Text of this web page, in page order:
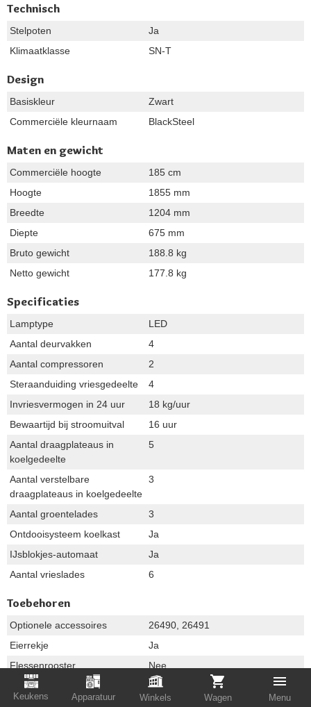
Keukens Apparatuur Winkels Wagen Menu
Technisch
Stelpoten
Ja
Klimaatklasse
SN-T
Design
Basiskleur
Zwart
Commerciële kleurnaam
BlackSteel
Maten en gewicht
Commerciële hoogte
185 cm
Hoogte
1855 mm
Breedte
1204 mm
Diepte
675 mm
Bruto gewicht
188.8 kg
Netto gewicht
177.8 kg
Specificaties
Lamptype
LED
Aantal deurvakken
4
Aantal compressoren
2
Steraanduiding vriesgedeelte
4
Invriesvermogen in 24 uur
18 kg/uur
Bewaartijd bij stroomuitval
16 uur
Aantal draagplateaus in
koelgedeelte
5
Aantal verstelbare
draagplateaus in koelgedeelte
3
Aantal groentelades
3
Ontdooisysteem koelkast
Ja
IJsblokjes-automaat
Ja
Aantal vrieslades
6
Toebehoren
Optionele accessoires
26490, 26491
Eierrekje
Ja
Flessenrooster
Nee
Wijnregister
Nee